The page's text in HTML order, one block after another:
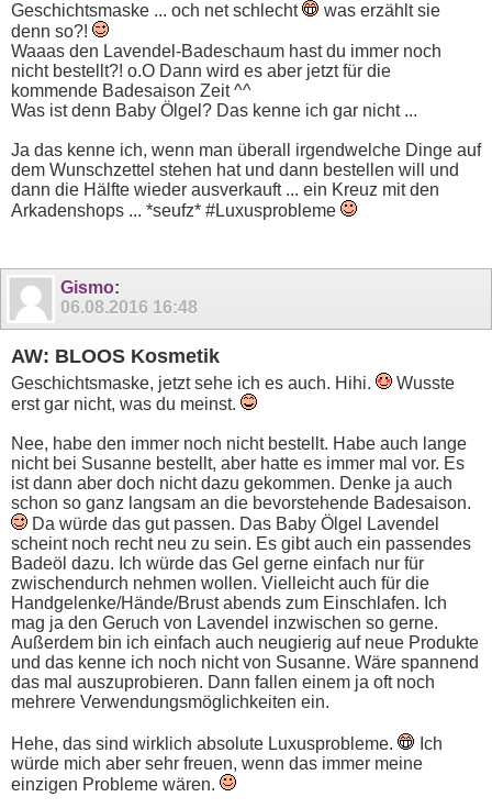
Geschichtsmaske ... och net schlecht
was erzählt sie
denn so?!
Waaas den Lavendel-Badeschaum hast du immer noch
nicht bestellt?! o.O Dann wird es aber jetzt für die
kommende Badesaison Zeit ^^
Was ist denn Baby Ölgel? Das kenne ich gar nicht ...
Ja das kenne ich, wenn man überall irgendwelche Dinge auf
dem Wunschzettel stehen hat und dann bestellen will und
dann die Hälfte wieder ausverkauft ... ein Kreuz mit den
Arkadenshops ... *seufz* #Luxusprobleme
Gismo:
06.08.2016 16:48
AW: BLOOS Kosmetik
Geschichtsmaske, jetzt sehe ich es auch. Hihi.
Wusste
erst gar nicht, was du meinst.
Nee, habe den immer noch nicht bestellt. Habe auch lange
nicht bei Susanne bestellt, aber hatte es immer mal vor. Es
ist dann aber doch nicht dazu gekommen. Denke ja auch
schon so ganz langsam an die bevorstehende Badesaison.
Da würde das gut passen. Das Baby Ölgel Lavendel
scheint noch recht neu zu sein. Es gibt auch ein passendes
Badeöl dazu. Ich würde das Gel gerne einfach nur für
zwischendurch nehmen wollen. Vielleicht auch für die
Handgelenke/Hände/Brust abends zum Einschlafen. Ich
mag ja den Geruch von Lavendel inzwischen so gerne.
Außerdem bin ich einfach auch neugierig auf neue Produkte
und das kenne ich noch nicht von Susanne. Wäre spannend
das mal auszuprobieren. Dann fallen einem ja oft noch
mehrere Verwendungsmöglichkeiten ein.
Hehe, das sind wirklich absolute Luxusprobleme.
Ich
würde mich aber sehr freuen, wenn das immer meine
einzigen Probleme wären.